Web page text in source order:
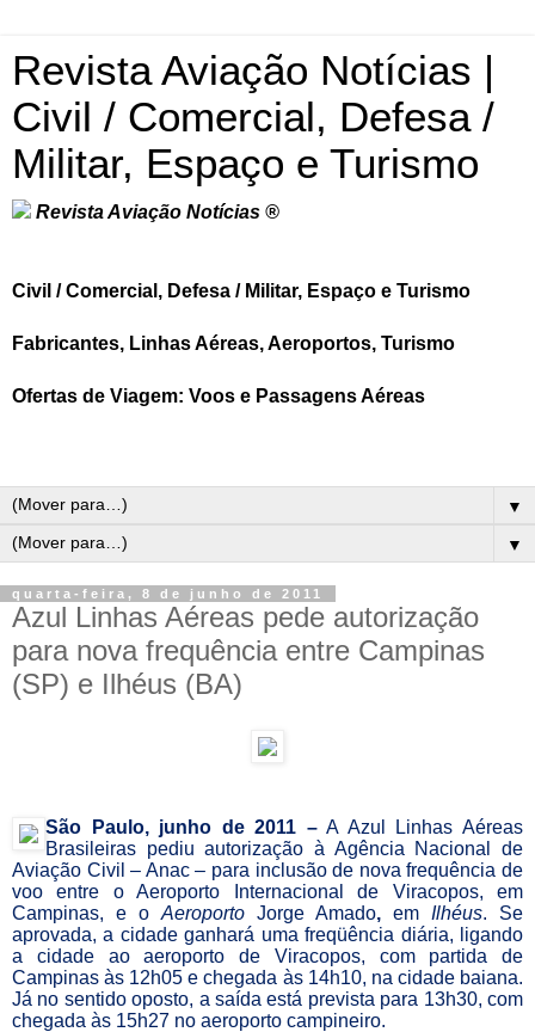
Revista Aviação Notícias |
Civil / Comercial, Defesa /
Militar, Espaço e Turismo
Revista Aviação Notícias ®
Civil / Comercial, Defesa / Militar, Espaço e Turismo
Fabricantes, Linhas Aéreas, Aeroportos, Turismo
Ofertas de Viagem: Voos e Passagens Aéreas
▼
▼
quarta-feira, 8 de junho de 2011
Azul Linhas Aéreas pede autorização
para nova frequência entre Campinas
(SP) e Ilhéus (BA)
São Paulo, junho de 2011 – A Azul Linhas Aéreas
Brasileiras pediu autorização à Agência Nacional de
Aviação Civil – Anac – para inclusão de nova frequência de
voo entre o Aeroporto Internacional de Viracopos, em
Campinas, e o Aeroporto Jorge Amado, em Ilhéus. Se
aprovada, a cidade ganhará uma freqüência diária, ligando
a cidade ao aeroporto de Viracopos, com partida de
Campinas às 12h05 e chegada às 14h10, na cidade baiana.
Já no sentido oposto, a saída está prevista para 13h30, com
chegada às 15h27 no aeroporto campineiro.